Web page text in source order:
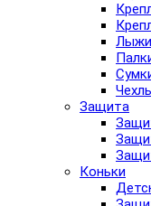
Лыжи
Защита
Коньки